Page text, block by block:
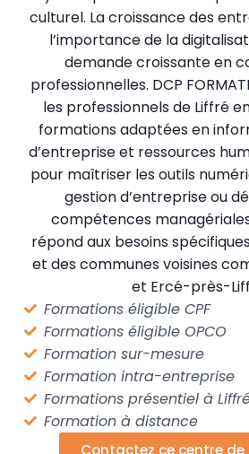
culturel. La croissance des
l’importance de la
demande croissante en
professionnelles. DCP
les professionnels de Liffré
formations adaptées en
d’entreprise et ressources
pour maîtriser les outils
gestion d’entreprise ou
compétences
répond aux besoins
et des communes voisines
et Ercé-près-
Formations éligible CPF
Formations éligible OPCO
Formation sur-mesure
Formation intra-entreprise
Formations présentiel à
Formation à distance
Contactez ce centre